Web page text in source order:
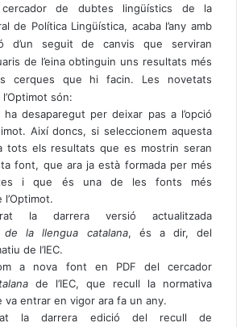
cercador de dubtes lingüístics de la
de Política Lingüística, acaba l’any amb
d’un seguit de canvis que serviran
de l’eina obtinguin uns resultats més
cerques que hi facin. Les novetats
són:
ha desaparegut per deixar pas a l’opció
Així doncs, si seleccionem aquesta
tots els resultats que es mostrin seran
font, que ara ja està formada per més
i que és una de les fonts més
la darrera versió actualitzada
de la llengua catalana, és a dir, del
de l’IEC.
a nova font en PDF del cercador
de l’IEC, que recull la normativa
va entrar en vigor ara fa un any.
la darrera edició del recull de